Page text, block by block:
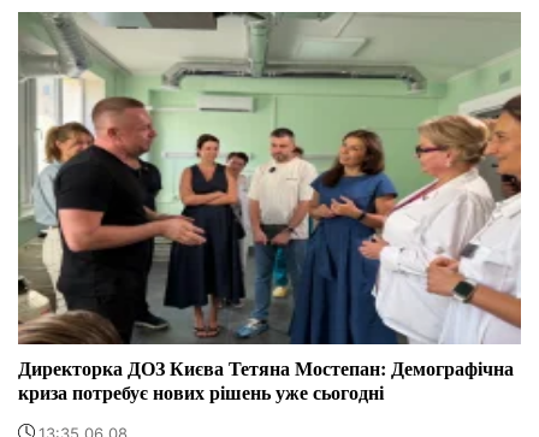
Директорка ДОЗ Києва Тетяна Мостепан: Демографічна
криза потребує нових рішень уже сьогодні
13:35 06.08